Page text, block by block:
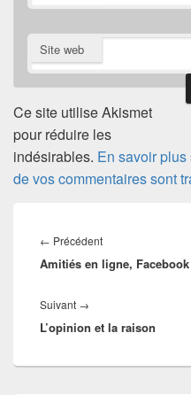
Site web
Ce site utilise Akismet
pour réduire les
indésirables. En savoir
de vos commentaires sont
de
l’article
← PrécédentArticle
précédent :
Amitiés en ligne,
Suivant →
suivant :
L’opinion et la raison